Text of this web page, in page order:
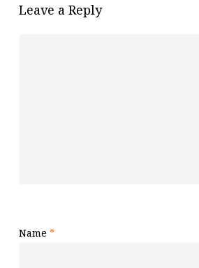
Leave a Reply
Name *